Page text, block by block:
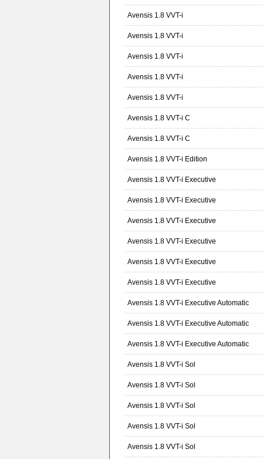
Avensis 1.8 VVT-i
Avensis 1.8 VVT-i
Avensis 1.8 VVT-i
Avensis 1.8 VVT-i
Avensis 1.8 VVT-i
Avensis 1.8 VVT-i C
Avensis 1.8 VVT-i C
Avensis 1.8 VVT-i Edition
Avensis 1.8 VVT-i Executive
Avensis 1.8 VVT-i Executive
Avensis 1.8 VVT-i Executive
Avensis 1.8 VVT-i Executive
Avensis 1.8 VVT-i Executive
Avensis 1.8 VVT-i Executive
Avensis 1.8 VVT-i Executive Automatic
Avensis 1.8 VVT-i Executive Automatic
Avensis 1.8 VVT-i Executive Automatic
Avensis 1.8 VVT-i Sol
Avensis 1.8 VVT-i Sol
Avensis 1.8 VVT-i Sol
Avensis 1.8 VVT-i Sol
Avensis 1.8 VVT-i Sol